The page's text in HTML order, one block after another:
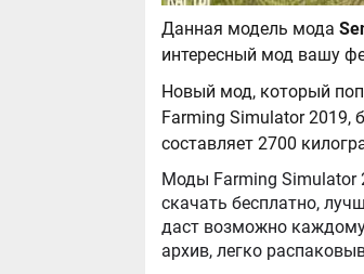
Данная модель мода
интересный мод вашу
Новый мод, который
Farming Simulator 2019,
составляет 2700
Моды Farming Simulator 2019 , на нашем сайте бывают самые разнообразные, можно
скачать бесплатно, лучшую
даст возможно